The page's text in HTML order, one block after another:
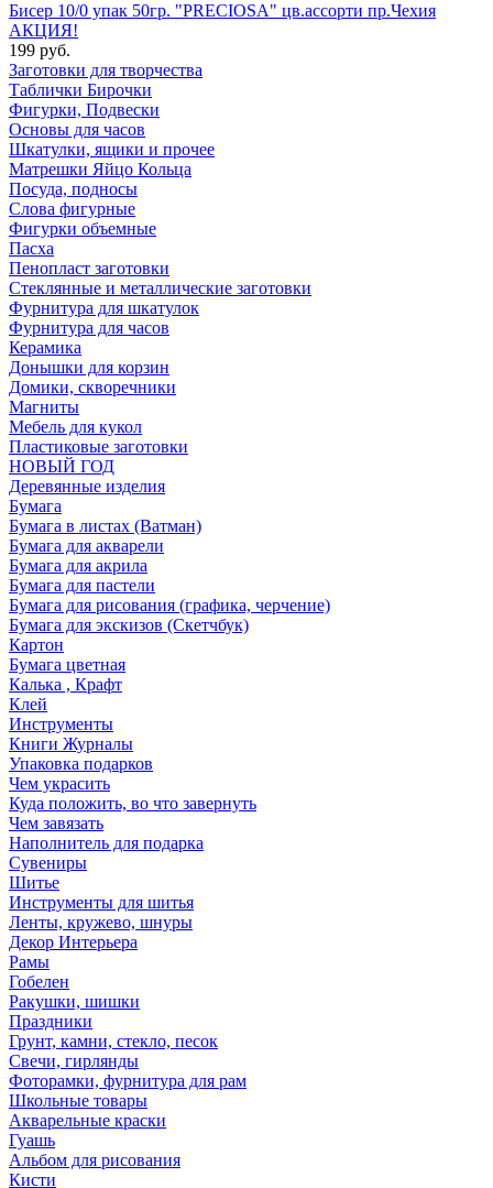
Бисер 10/0 упак 50гр. "PRECIOSA" цв.ассорти пр.Чехия
АКЦИЯ!
199 руб.
Заготовки для творчества
Таблички Бирочки
Фигурки, Подвески
Основы для часов
Шкатулки, ящики и прочее
Матрешки Яйцо Кольца
Посуда, подносы
Слова фигурные
Фигурки объемные
Пасха
Пенопласт заготовки
Стеклянные и металлические заготовки
Фурнитура для шкатулок
Фурнитура для часов
Керамика
Донышки для корзин
Домики, скворечники
Магниты
Мебель для кукол
Пластиковые заготовки
НОВЫЙ ГОД
Деревянные изделия
Бумага
Бумага в листах (Ватман)
Бумага для акварели
Бумага для акрила
Бумага для пастели
Бумага для рисования (графика, черчение)
Бумага для экскизов (Скетчбук)
Картон
Бумага цветная
Калька , Крафт
Клей
Инструменты
Книги Журналы
Упаковка подарков
Чем украсить
Куда положить, во что завернуть
Чем завязать
Наполнитель для подарка
Сувениры
Шитье
Инструменты для шитья
Ленты, кружево, шнуры
Декор Интерьера
Рамы
Гобелен
Ракушки, шишки
Праздники
Грунт, камни, стекло, песок
Свечи, гирлянды
Фоторамки, фурнитура для рам
Школьные товары
Акварельные краски
Гуашь
Альбом для рисования
Кисти